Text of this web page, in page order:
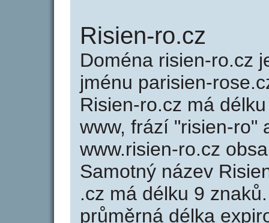
Risien-ro.cz
Doména risien-ro.cz
jménu parisien-
Risien-ro.cz má
www, frází "risien-ro"
www.risien-ro.cz
Samotný název
.cz má délku 9
průměrná délka